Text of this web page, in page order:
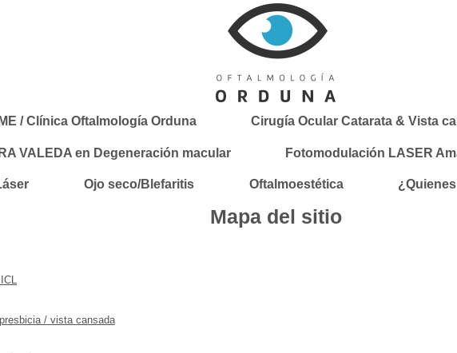
/ Clínica Oftalmología Orduna Cirugía Ocular Catarata & Vista
VALEDA en Degeneración macular Fotomodulación LASER
Ojo seco/Blefaritis Oftalmoestética
Mapa del sitio
/ vista cansada